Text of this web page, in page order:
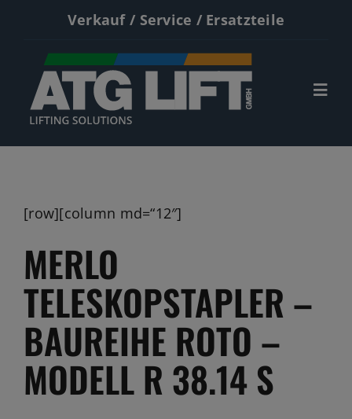
springen
Verkauf / Service / Ersatzteile
Service
Kontakt
Jobs
News
[row][column md=“12″]
MERLO
TELESKOPSTAPLER –
BAUREIHE ROTO –
MODELL R 38.14 S